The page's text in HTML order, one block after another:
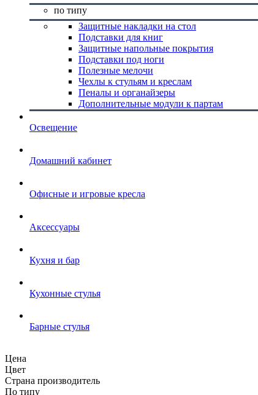
по типу
Защитные накладки на стол
Подставки для книг
Защитные напольные покрытия
Подставки под ноги
Полезные мелочи
Чехлы к стульям и креслам
Пеналы и органайзеры
Дополнительные модули к партам
Освещение
Домашний кабинет
Офисные и игровые кресла
Аксессуары
Кухня и бар
Кухонные стулья
Барные стулья
Цена
Цвет
Страна производитель
По типу